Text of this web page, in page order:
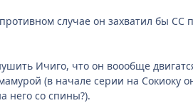
случае он захватил бы СС
Ичиго, что он воообще
(в начале серии на Сокиоку
него со спины?).